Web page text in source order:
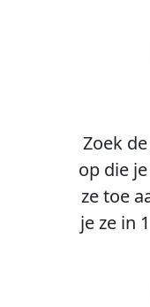
Zoek
op die
ze toe
je ze in